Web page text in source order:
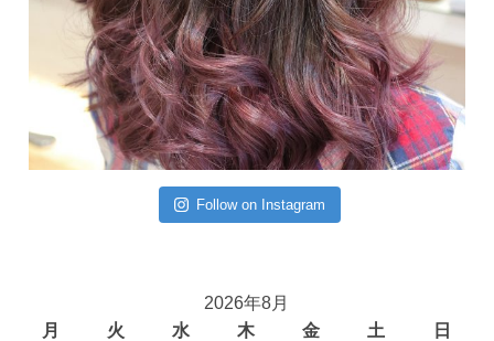
Follow on Instagram
2026年8月
月
火 水 木 金 土 日